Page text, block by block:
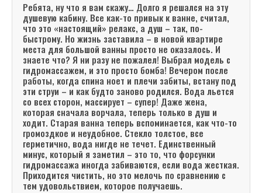
Ребята, ну что я вам скажу… Долго я решался на эту
душевую кабину. Все как-то привык к ванне, считал,
что это «настоящий» релакс, а душ – так, по-
быстрому. Но жизнь заставила – в новой квартире
места для большой ванны просто не оказалось. И
знаете что? Я ни разу не пожалел! Выбрал модель с
гидромассажем, и это просто бомба! Вечером после
работы, когда спина ноет и плечи забиты, встану под
эти струи – и как будто заново родился. Вода льется
со всех сторон, массирует – супер! Даже жена,
которая сначала ворчала, теперь только в душ и
ходит. Старая ванна теперь вспоминается, как что-то
громоздкое и неудобное. Стекло толстое, все
герметично, вода нигде не течет. Единственный
минус, который я заметил – это то, что форсунки
гидромассажа иногда забиваются, если вода жесткая.
Приходится чистить, но это мелочь по сравнению с
тем удовольствием, которое получаешь.